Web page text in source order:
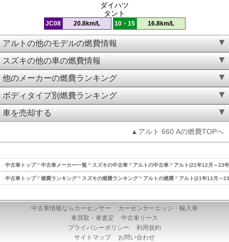
ダイハツ
タント
JC08 20.8km/L 10・15 16.8km/L
アルトの他のモデルの燃費情報
スズキの他の車の燃費情報
他のメーカーの燃費ランキング
ボディタイプ別燃費ランキング
車を売却する
▲アルト 660 Aの燃費TOPへ
中古車トップ 中古車メーカー一覧 スズキの中古車 アルトの中古車 アルト(21年12月～23
中古車トップ 燃費ランキング スズキの燃費ランキング アルトの燃費 アルト(21年12月～
中古車情報ならカーセンサー
カーセンサーエッジ・輸入車
車買取・車査定
中古車リース
プライバシーポリシー
利用規約
サイトマップ
お問い合わせ